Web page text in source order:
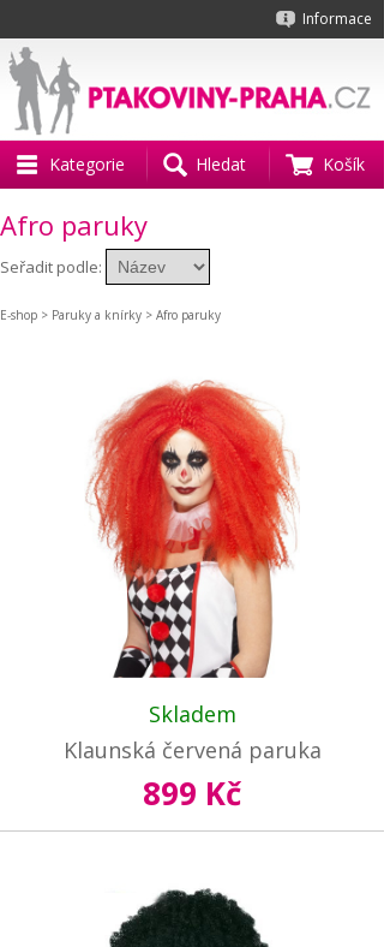
Informace
Kategorie Hledat Košík
Afro paruky
Seřadit podle:
E-shop > Paruky a knírky > Afro paruky
Skladem
Klaunská červená paruka
899 Kč